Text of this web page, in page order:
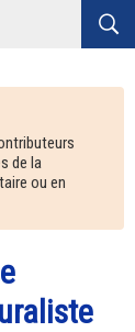
de la
ou en